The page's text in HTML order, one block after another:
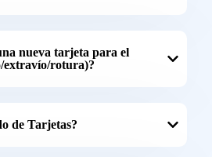
nueva tarjeta para el
extravío/rotura)?
de Tarjetas?